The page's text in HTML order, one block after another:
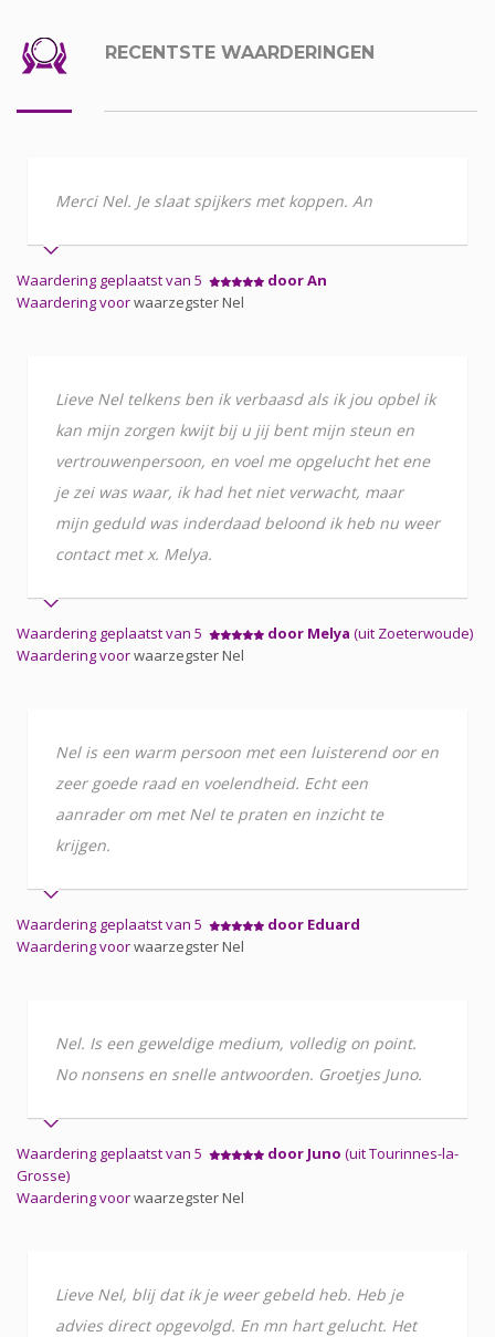
RECENTSTE WAARDERINGEN
Merci Nel. Je slaat spijkers met koppen. An
Waardering geplaatst van 5
door An
Waardering voorwaarzegster Nel
Lieve Nel telkens ben ik verbaasd als ik jou opbel ik
kan mijn zorgen kwijt bij u jij bent mijn steun en
vertrouwenpersoon, en voel me opgelucht het ene
je zei was waar, ik had het niet verwacht, maar
mijn geduld was inderdaad beloond ik heb nu weer
contact met x. Melya.
Waardering geplaatst van 5 door Melya (uit Zoeterwoude)
Waardering voorwaarzegster Nel
Nel is een warm persoon met een luisterend oor en
zeer goede raad en voelendheid. Echt een
aanrader om met Nel te praten en inzicht te
krijgen.
Waardering geplaatst van 5
door Eduard
Waardering voorwaarzegster Nel
Nel. Is een geweldige medium, volledig on point.
No nonsens en snelle antwoorden. Groetjes Juno.
Waardering geplaatst van 5 door Juno (uit Tourinnes-la-
Grosse)
Waardering voorwaarzegster Nel
Lieve Nel, blij dat ik je weer gebeld heb. Heb je
advies direct opgevolgd. En mn hart gelucht. Het